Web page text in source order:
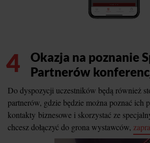
4
Okazja na poznanie
Partnerów
Do dyspozycji uczestników będą również
partnerów, gdzie będzie można poznać ich
kontakty biznesowe i skorzystać ze
chcesz dołączyć do grona wystawców,